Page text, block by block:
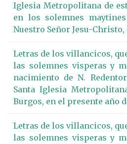
Iglesia Metropolitana de
en los solemnes
Nuestro Señor Jesu-Christo,
Letras de los villancicos,
las solemnes visperas y
nacimiento de N.
Santa Iglesia
Burgos, en el presente año
Letras de los villancicos,
las solemnes visperas y